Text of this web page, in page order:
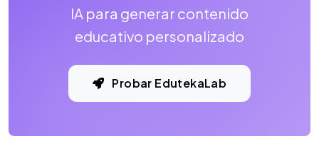
IA para generar contenido
educativo personalizado
Probar EdutekaLab